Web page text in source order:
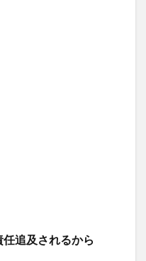
追及されるから